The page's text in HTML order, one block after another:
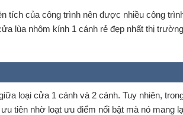
tích của công trình nên được nhiều công
lùa nhôm kính 1 cánh rẻ đẹp nhất thị
loại cửa 1 cánh và 2 cánh. Tuy nhiên,
tiên nhờ loạt ưu điểm nổi bật mà nó mang